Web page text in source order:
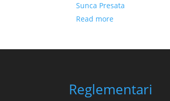
Sunca Presata
Read more
Reglementari